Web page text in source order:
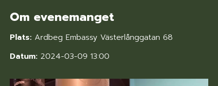
Om evenemanget
Plats: Ardbeg Embassy Västerlånggatan 68
Datum: 2024-03-09 13:00